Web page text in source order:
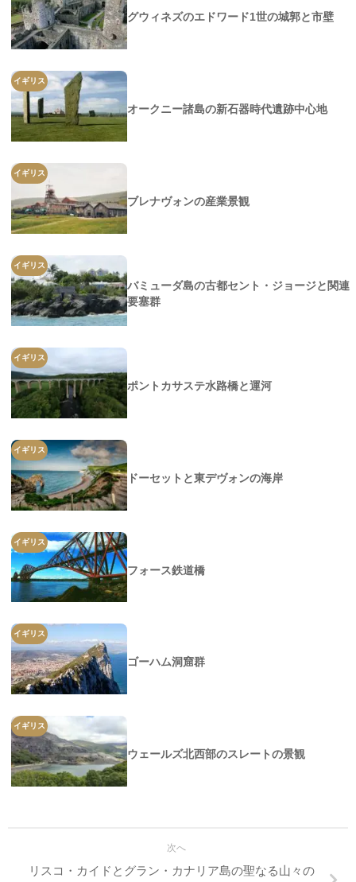
グウィネズのエドワード1世の城郭と市壁
イギリス
オークニー諸島の新石器時代遺跡中心地
イギリス
ブレナヴォンの産業景観
イギリス
バミューダ島の古都セント・ジョージと関連
要塞群
イギリス
ポントカサステ水路橋と運河
イギリス
ドーセットと東デヴォンの海岸
イギリス
フォース鉄道橋
イギリス
ゴーハム洞窟群
イギリス
ウェールズ北西部のスレートの景観
次へ
リスコ・カイドとグラン・カナリア島の聖なる山々の